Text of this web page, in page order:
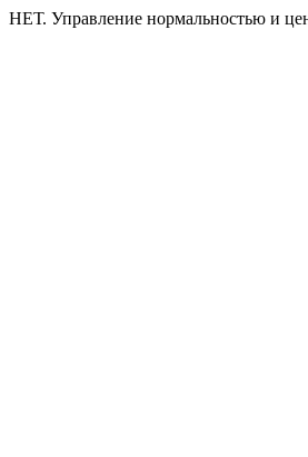
НЕТ. Управление нормальностью и